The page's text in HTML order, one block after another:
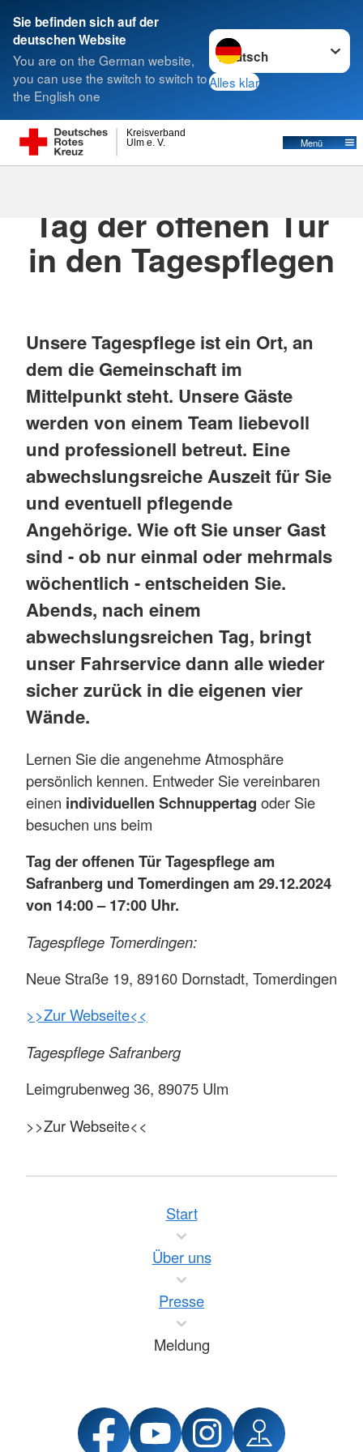
Sie befinden sich auf der
deutschen Website
You are on the German website,
you can use the switch to switch to
the English one
Sprache wechseln zu
Alles klar
Ulm e. V.
Kreisverband
Menü
Suche
Tag der offenen Tür
in den Tagespflegen
Unsere Tagespflege ist ein Ort, an
dem die Gemeinschaft im
Mittelpunkt steht. Unsere Gäste
werden von einem Team liebevoll
und professionell betreut. Eine
abwechslungsreiche Auszeit für Sie
und eventuell pflegende
Angehörige. Wie oft Sie unser Gast
sind - ob nur einmal oder mehrmals
wöchentlich - entscheiden Sie.
Abends, nach einem
abwechslungsreichen Tag, bringt
unser Fahrservice dann alle wieder
sicher zurück in die eigenen vier
Wände.
Lernen Sie die angenehme Atmosphäre
persönlich kennen. Entweder Sie vereinbaren
einen individuellen Schnuppertag oder Sie
besuchen uns beim
Tag der offenen Tür Tagespflege am
Safranberg und Tomerdingen am 29.12.2024
von 14:00 – 17:00 Uhr.
Tagespflege Tomerdingen:
Neue Straße 19, 89160 Dornstadt, Tomerdingen
>>Zur Webseite<<
Tagespflege Safranberg
Leimgrubenweg 36, 89075 Ulm
>>Zur Webseite<<
Start
Über uns
Presse
Meldung